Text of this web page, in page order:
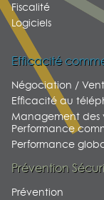
Fiscalité
Logiciels
Efficacité
Négociation /
Efficacité au
Management des
Performance
Performance
Prévention
Prévention